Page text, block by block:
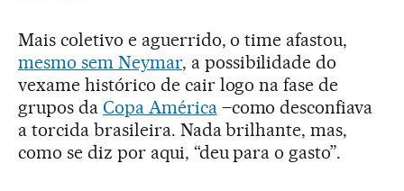
Mais coletivo e aguerrido, o time afastou,
mesmo sem Neymar, a possibilidade do
vexame histórico de cair logo na fase de
grupos da Copa América–como desconfiava
a torcida brasileira. Nada brilhante, mas,
como se diz por aqui, “deu para o gasto”.